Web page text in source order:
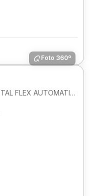
Foto 360º
COMFORTLINE 1.0 200 TSI 12V TOTAL FLEX AUTOMATICO